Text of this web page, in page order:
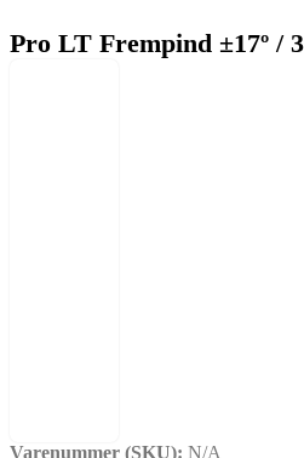
Pro LT Frempind ±17º /
Varenummer (SKU): N/A